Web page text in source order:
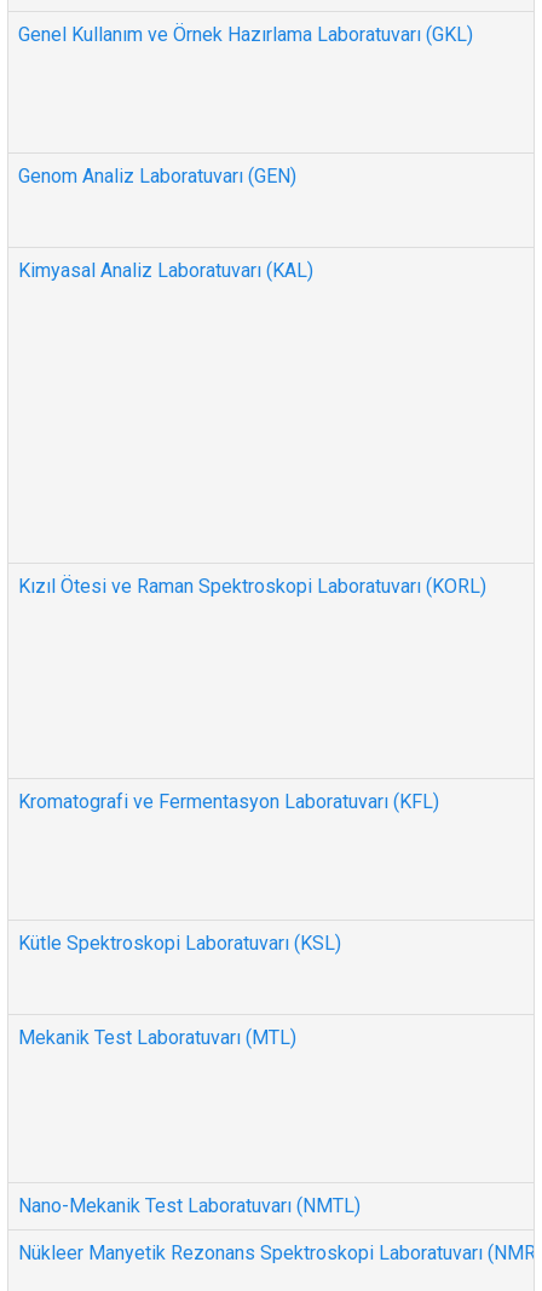
Genel Kullanım ve Örnek Hazırlama Laboratuvarı (GKL)
Genom Analiz Laboratuvarı (GEN)
Kimyasal Analiz Laboratuvarı (KAL)
Kızıl Ötesi ve Raman Spektroskopi Laboratuvarı (KORL)
Kromatografi ve Fermentasyon Laboratuvarı (KFL)
Kütle Spektroskopi Laboratuvarı (KSL)
Mekanik Test Laboratuvarı (MTL)
Nano-Mekanik Test Laboratuvarı (NMTL)
Nükleer Manyetik Rezonans Spektroskopi Laboratuvarı